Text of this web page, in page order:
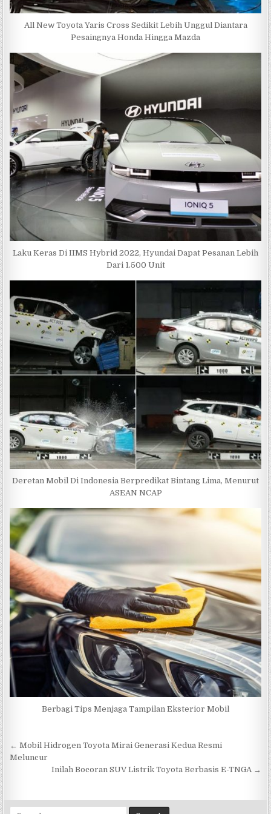
All New Toyota Yaris Cross Sedikit Lebih Unggul Diantara
Pesaingnya Honda Hingga Mazda
Laku Keras Di IIMS Hybrid 2022, Hyundai Dapat Pesanan Lebih
Dari 1.500 Unit
Deretan Mobil Di Indonesia Berpredikat Bintang Lima, Menurut
ASEAN NCAP
Berbagi Tips Menjaga Tampilan Eksterior Mobil
Navigasi
pos
← Mobil Hidrogen Toyota Mirai Generasi Kedua Resmi
Meluncur
Inilah Bocoran SUV Listrik Toyota Berbasis E-TNGA →